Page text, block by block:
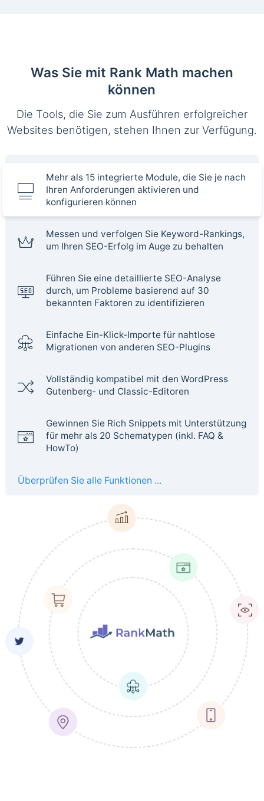
Was Sie mit Rank Math machen
können
Die Tools, die Sie zum Ausführen erfolgreicher
Websites benötigen, stehen Ihnen zur Verfügung.
Mehr als 15 integrierte Module, die Sie je nach
Ihren Anforderungen aktivieren und
konfigurieren können
Messen und verfolgen Sie Keyword-Rankings,
um Ihren SEO-Erfolg im Auge zu behalten
Führen Sie eine detaillierte SEO-Analyse
durch, um Probleme basierend auf 30
bekannten Faktoren zu identifizieren
Einfache Ein-Klick-Importe für nahtlose
Migrationen von anderen SEO-Plugins
Vollständig kompatibel mit den WordPress
Gutenberg- und Classic-Editoren
Gewinnen Sie Rich Snippets mit Unterstützung
für mehr als 20 Schematypen (inkl. FAQ &
HowTo)
Überprüfen Sie alle Funktionen ...